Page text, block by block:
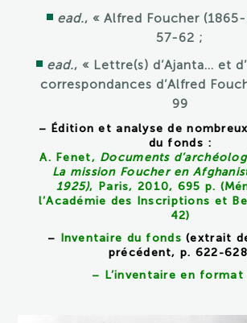
ead., « Alfred Foucher
57-62 ;
ead., « Lettre(s) d’Ajanta… et
correspondances d’Alfred
99
– Édition et analyse de
du fonds :
A. Fenet, Documents
La mission Foucher en
1925), Paris, 2010, 695 p.
l’Académie des Inscriptions et
42)
– Inventaire du fonds (extrait
précédent, p. 622-
– L’inventaire en